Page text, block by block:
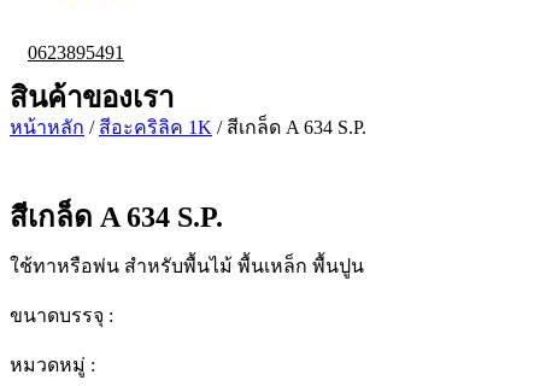
0623895491
สินค้าของเรา
หน้าหลัก / สีอะคริลิค 1K / สีเกล็ด A 634 S.P.
สีเกล็ด A 634 S.P.
ใช้ทาหรือพ่น สำหรับพื้นไม้ พื้นเหล็ก พื้นปูน
ขนาดบรรจุ :
หมวดหมู่ :